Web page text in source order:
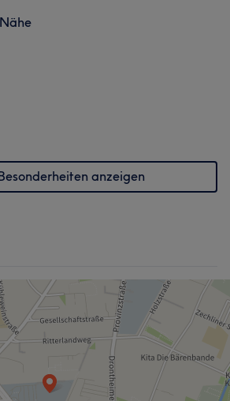
10 Gründlich
anzeigen